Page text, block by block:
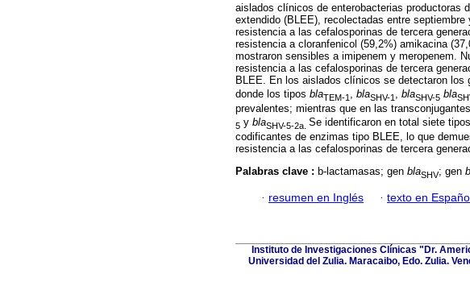
aislados clínicos de enterobacterias productoras
extendido (BLEE), recolectadas entre
resistencia a las cefalosporinas de tercera
resistencia a cloranfenicol (59,2%) amikacina
mostraron sensibles a imipenem y meropenem.
resistencia a las cefalosporinas de tercera
BLEE. En los aislados clínicos se detectaron los
donde los tipos blaTEM-1 , blaSHV-1 , blaSHV-5 bla
prevalentes; mientras que en las
5 y blaSHV-5-2a. Se identificaron en total siete
codificantes de enzimas tipo BLEE, lo que
resistencia a las cefalosporinas de tercera
Palabras clave : b-lactamasas; gen blaSHV; gen
· resumen en Inglés · texto en Español
Instituto de Investigaciones Clínicas "Dr.
Universidad del Zulia. Maracaibo, Edo. Zulia.